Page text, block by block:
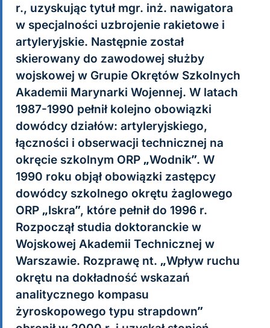
r., uzyskując tytuł mgr. inż. nawigatora
w specjalności uzbrojenie rakietowe i
artyleryjskie. Następnie został
skierowany do zawodowej służby
wojskowej w Grupie Okrętów Szkolnych
Akademii Marynarki Wojennej. W latach
1987-1990 pełnił kolejno obowiązki
dowódcy działów: artyleryjskiego,
łączności i obserwacji technicznej na
okręcie szkolnym ORP „Wodnik”. W
1990 roku objął obowiązki zastępcy
dowódcy szkolnego okrętu żaglowego
ORP „Iskra”, które pełnił do 1996 r.
Rozpoczął studia doktoranckie w
Wojskowej Akademii Technicznej w
Warszawie. Rozprawę nt. „Wpływ ruchu
okrętu na dokładność wskazań
analitycznego kompasu
żyroskopowego typu strapdown”